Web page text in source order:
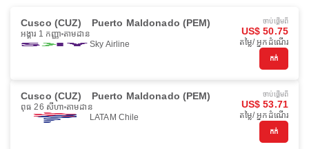
Cusco (CUZ) Puerto Maldonado (PEM)
អង្គារ 1 កញ្ញា តាមដាន
Sky Airline
ចាប់ផ្ដើមពី
US$ 50.75
តម្លៃ/ អ្នកដំណើរ
កក់
Cusco (CUZ) Puerto Maldonado (PEM)
ពុធ 26 សីហា តាមដាន
LATAM Chile
ចាប់ផ្ដើមពី
US$ 53.71
តម្លៃ/ អ្នកដំណើរ
កក់